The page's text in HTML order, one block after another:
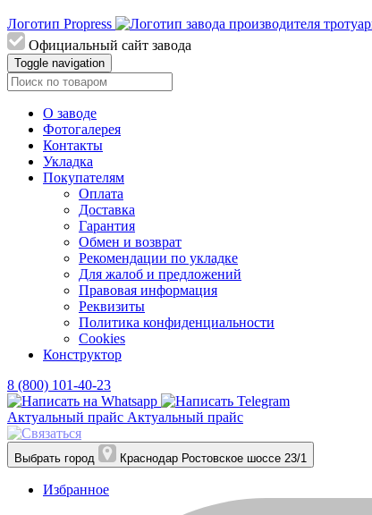
Логотип Propress
Официальный сайт завода
Toggle navigation
О заводе
Фотогалерея
Контакты
Укладка
Покупателям
Оплата
Доставка
Гарантия
Обмен и возврат
Рекомендации по укладке
Для жалоб и предложений
Правовая информация
Реквизиты
Политика конфиденциальности
Cookies
Конструктор
8 (800) 101-40-23
Актуальный прайс Актуальный прайс
Выбрать город Краснодар Ростовское шоссе 23/1
Избранное